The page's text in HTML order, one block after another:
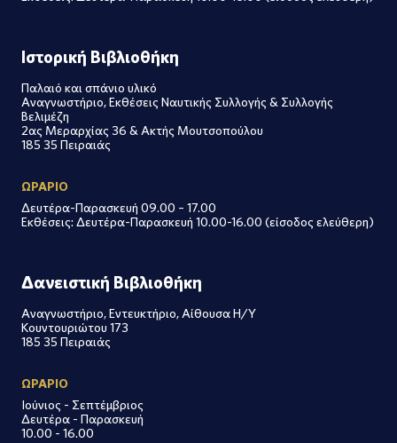
Ιστορική Βιβλιοθήκη
Παλαιό και σπάνιο υλικό
Αναγνωστήριο, Εκθέσεις Ναυτικής Συλλογής & Συλλογής
Βελιμέζη
2ας Μεραρχίας 36 & Ακτής Μουτσοπούλου
185 35 Πειραιάς
ΩΡΑΡΙΟ
Δευτέρα-Παρασκευή 09.00 – 17.00
Εκθέσεις: Δευτέρα-Παρασκευή 10.00-16.00 (είσοδος ελεύθερη)
Δανειστική Βιβλιοθήκη
Αναγνωστήριο, Εντευκτήριο, Αίθουσα Η/Υ
Κουντουριώτου 173
185 35 Πειραιάς
ΩΡΑΡΙΟ
Ιούνιος - Σεπτέμβριος
Δευτέρα - Παρασκευή
10.00 - 16.00